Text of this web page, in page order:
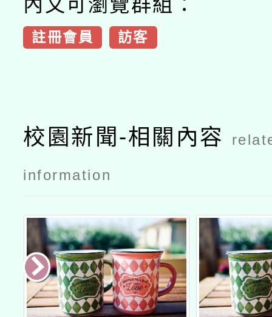
內文可瀏覽群組：
註冊會員 訪客
校園新聞-相關內容
information